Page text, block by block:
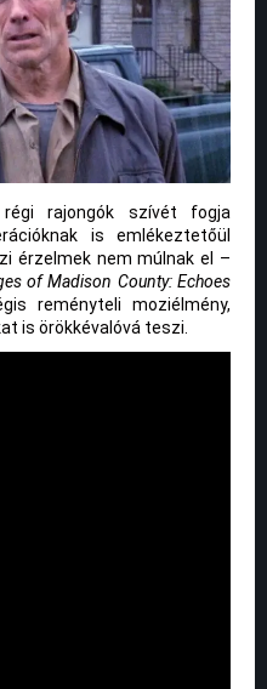
rajongók szívét fogja
is emlékeztetőül
érzelmek nem múlnak el –
of Madison County: Echoes
reményteli moziélmény,
is örökkévalóvá teszi.